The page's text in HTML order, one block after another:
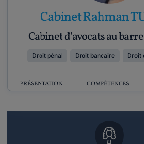
Cabinet Rahman
Cabinet d'avocats au
Droit pénal Droit bancaire Droit
PRÉSENTATION COMPÉTENCES